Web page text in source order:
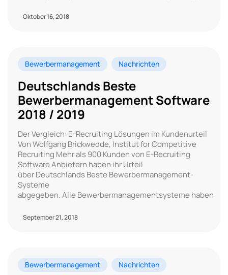
Oktober 16, 2018
Bewerbermanagement Nachrichten
Deutschlands Beste
Bewerbermanagement Software
2018 / 2019
Der Vergleich: E-Recruiting Lösungen im Kundenurteil
Von Wolfgang Brickwedde, Institut for Competitive
Recruiting Mehr als 900 Kunden von E-Recruiting
Software Anbietern haben ihr Urteil
über Deutschlands Beste Bewerbermanagement-
Systeme
abgegeben. Alle Bewerbermanagementsysteme haben
September 21, 2018
Bewerbermanagement Nachrichten